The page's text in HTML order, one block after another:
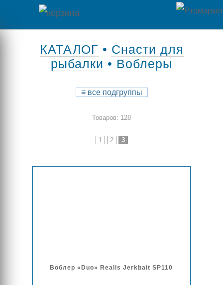
Доставка
КАТАЛОГ • Снасти для
рыбалки • Воблеры
≡все подгруппы
Товаров: 128
1 2 3
Воблер «Duo» Realis Jerkbait SP110